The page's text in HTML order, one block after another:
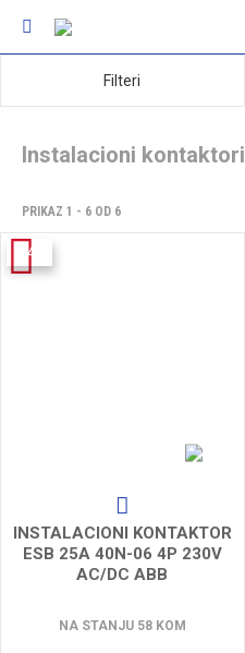
Filteri
Instalacioni kontaktori
PRIKAZ 1 - 6 OD 6
INSTALACIONI KONTAKTOR
ESB 25A 40N-06 4P 230V
AC/DC ABB
NA STANJU 58 KOM
-14%